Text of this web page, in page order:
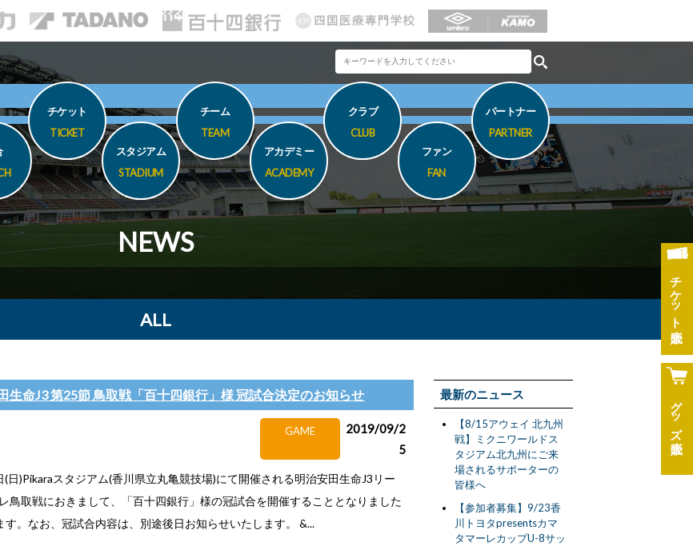
チケット
グッズ
チケット
TICKET
スタジアム
STADIUM
チーム
TEAM
アカデミー
ACADEMY
クラブ
CLUB
ファン
FAN
パートナー
PARTNER
NEWS
ALL
生命J3 第25節 鳥取戦「百十四銀行」様 冠試合決定のお知らせ
GAME
2019/09/2
5
(日)Pikaraスタジアム(香川県立丸亀競技場)にて開催される明治安田生命J3リー
鳥取戦におきまして、「百十四銀行」様の冠試合を開催することとなりました
す。なお、冠試合内容は、別途後日お知らせいたします。 &...
最新のニュース
【8/15アウェイ 北九州
戦】ミクニワールドス
タジアム北九州にご来
場されるサポーターの
皆様へ
【参加者募集】9/23香
川トヨタpresentsカマ
タマーレカップU-8サッ